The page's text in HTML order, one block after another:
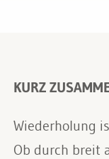
KURZ
Wiederholung
Ob durch breit